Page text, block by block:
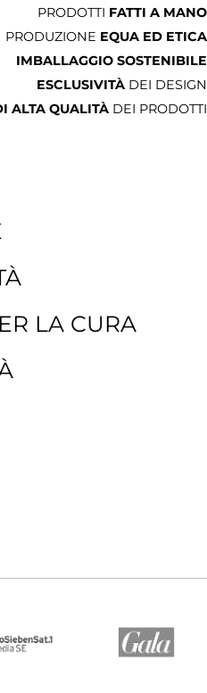
PRODOTTI FATTI A MANO
PRODUZIONE EQUA ED ETICA
IMBALLAGGIO SOSTENIBILE
ESCLUSIVITÀ DEI DESIGN
ALTA QUALITÀ DEI PRODOTTI
LA CURA